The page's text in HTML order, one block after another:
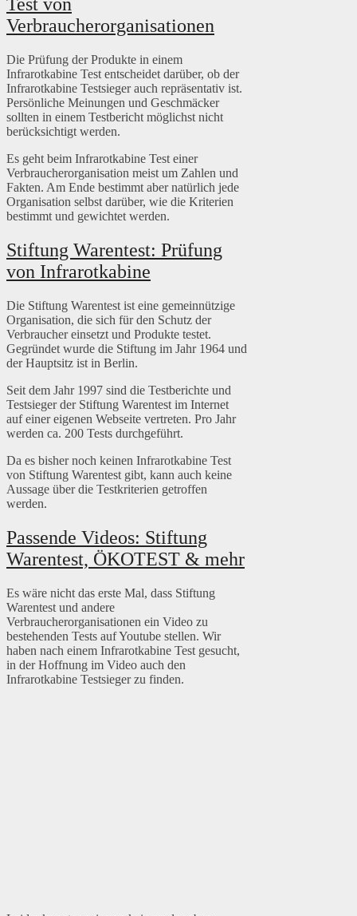
Test von
Verbraucherorganisationen
Die Prüfung der Produkte in einem
Infrarotkabine Test entscheidet darüber, ob der
Infrarotkabine Testsieger auch repräsentativ ist.
Persönliche Meinungen und Geschmäcker
sollten in einem Testbericht möglichst nicht
berücksichtigt werden.
Es geht beim Infrarotkabine Test einer
Verbraucherorganisation meist um Zahlen und
Fakten. Am Ende bestimmt aber natürlich jede
Organisation selbst darüber, wie die Kriterien
bestimmt und gewichtet werden.
Stiftung Warentest: Prüfung
von Infrarotkabine
Die Stiftung Warentest ist eine gemeinnützige
Organisation, die sich für den Schutz der
Verbraucher einsetzt und Produkte testet.
Gegründet wurde die Stiftung im Jahr 1964 und
der Hauptsitz ist in Berlin.
Seit dem Jahr 1997 sind die Testberichte und
Testsieger der Stiftung Warentest im Internet
auf einer eigenen Webseite vertreten. Pro Jahr
werden ca. 200 Tests durchgeführt.
Da es bisher noch keinen Infrarotkabine Test
von Stiftung Warentest gibt, kann auch keine
Aussage über die Testkriterien getroffen
werden.
Passende Videos: Stiftung
Warentest, ÖKOTEST & mehr
Es wäre nicht das erste Mal, dass Stiftung
Warentest und andere
Verbraucherorganisationen ein Video zu
bestehenden Tests auf Youtube stellen. Wir
haben nach einem Infrarotkabine Test gesucht,
in der Hoffnung im Video auch den
Infrarotkabine Testsieger zu finden.